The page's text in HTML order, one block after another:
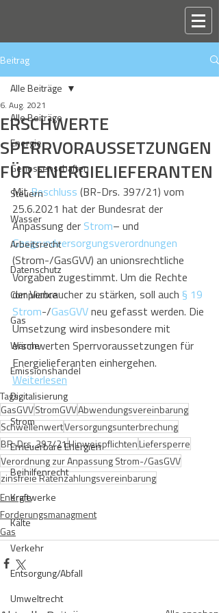
Beitrag
Alle Beiträge
Energie
Genossenschaften
Steuern
Wasser
Arbeitsrecht
Datenschutz
Compliance
Gas
Wärme
Emissionshandel
Digitalisierung
Strom
Erneuerbare Energien
Beihilfenrecht
Kraftwerke
Kälte
Verkehr
Entsorgung/Abfall
Umweltrecht
Alle Beiträge
ERSCHWERTE
SPERRVORAUSSETZUNGEN
FÜR ENERGIELIEFERANTEN
6. Aug. 2021
Mit Beschluss (BR-Drs. 397/21) vom
25.6.2021 hat der Bundesrat der
Anpassung der Strom– und
Gasgrundversorgungsverordnungen
(Strom-/GasGVV) an unionsrechtliche
Vorgaben zugestimmt. Um die Rechte
der Verbraucher zu stärken, soll auch § 19
Strom-/GasGVV neu gefasst werden. Die
Umsetzung wird insbesondere mit
erschwerten Sperrvoraussetzungen für
Energielieferanten einhergehen.
Weiterlesen
Tags:
GasGVVStromGVVAbwendungsvereinbarung
SchwellenwertVersorgungsunterbrechung
BR-Drs. 397/21HinweispflichtenLiefersperre
Verordnung zur Anpassung Strom-/GasGVV
zinsfreie Ratenzahlungsvereinbarung
Energie
Forderungsmanagment
Gas